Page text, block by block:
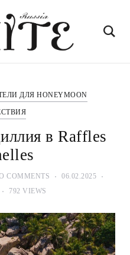
ДЛЯ HONEYMOON
в Raffles
COMMENTS
06.02.2025
792 VIEWS